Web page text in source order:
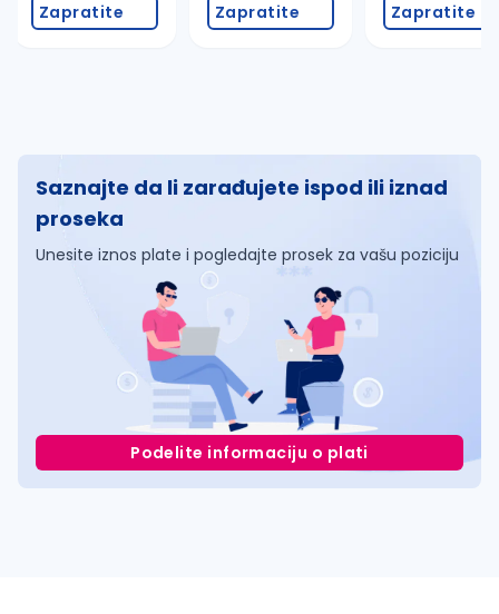
Zapratite Zapratite Zapratite
Saznajte da li zarađujete ispod ili iznad
proseka
Unesite iznos plate i pogledajte prosek za vašu poziciju
Podelite informaciju o plati